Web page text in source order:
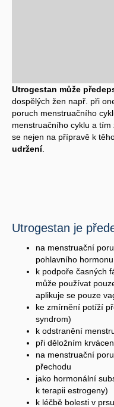
Utrogestan může
dospělých žen např. při
poruch menstruačního
menstruačního cyklu a tím
se nejen na přípravě k
udržení.
Utrogestan je
na menstruační
pohlavního
k podpoře časných
může používat
aplikuje se pouze
ke zmírnění potíží
syndrom)
k odstranění
při děložním
na menstruační
přechodu
jako hormonální
k terapii estrogeny)
k léčbě bolesti v